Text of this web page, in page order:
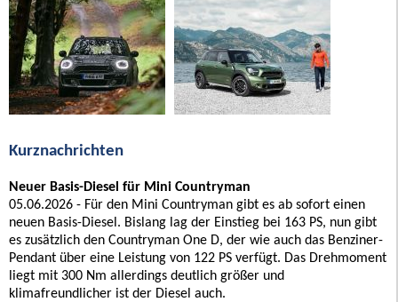
Kurznachrichten
Neuer Basis-Diesel für Mini Countryman
05.06.2026 - Für den Mini Countryman gibt es ab sofort einen
neuen Basis-Diesel. Bislang lag der Einstieg bei 163 PS, nun gibt
es zusätzlich den Countryman One D, der wie auch das Benziner-
Pendant über eine Leistung von 122 PS verfügt. Das Drehmoment
liegt mit 300 Nm allerdings deutlich größer und
klimafreundlicher ist der Diesel auch.